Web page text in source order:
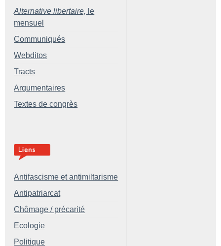
Alternative libertaire, le
mensuel
Communiqués
Webditos
Tracts
Argumentaires
Textes de congrès
Antifascisme et antimiltarisme
Antipatriarcat
Chômage / précarité
Ecologie
Politique